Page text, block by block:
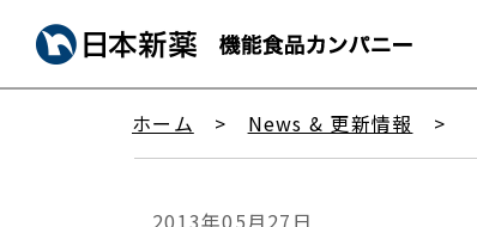
ホーム News & 更新情報
2013年05月27日